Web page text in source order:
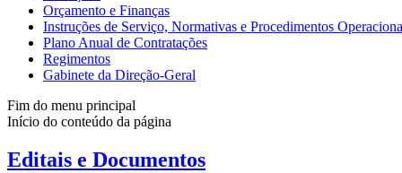
Orçamento e Finanças
Instruções de Serviço, Normativas e Procedimentos
Plano Anual de Contratações
Regimentos
Gabinete da Direção-Geral
Fim do menu principal
Início do conteúdo da página
Editais e Documentos